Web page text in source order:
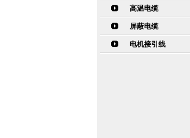
高温电缆
屏蔽电缆
电机接引线